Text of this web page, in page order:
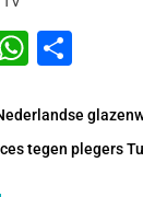
W
at
s
e
n
tegen plegers